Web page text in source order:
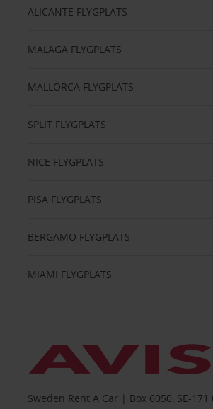
ALICANTE FLYGPLATS
MALAGA FLYGPLATS
MALLORCA FLYGPLATS
SPLIT FLYGPLATS
NICE FLYGPLATS
PISA FLYGPLATS
BERGAMO FLYGPLATS
MIAMI FLYGPLATS
Sweden Rent A Car | Box 6050, SE-